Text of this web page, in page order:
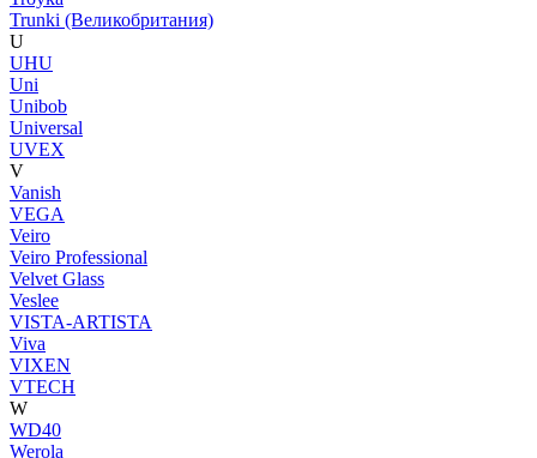
Trunki (Великобритания)
U
UHU
Uni
Unibob
Universal
UVEX
V
Vanish
VEGA
Veiro
Veiro Professional
Velvet Glass
Veslee
VISTA-ARTISTA
Viva
VIXEN
VTECH
W
WD40
Werola